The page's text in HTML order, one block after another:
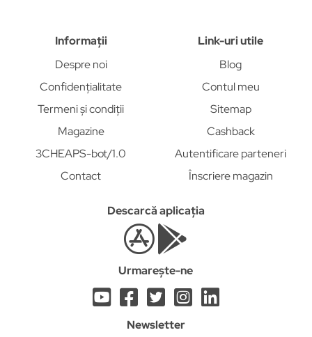
Informații
Despre noi
Confidențialitate
Termeni și condiții
Magazine
3CHEAPS-bot/1.0
Contact
Link-uri utile
Blog
Contul meu
Sitemap
Cashback
Autentificare parteneri
Înscriere magazin
Descarcă aplicația
Urmarește-ne
Newsletter